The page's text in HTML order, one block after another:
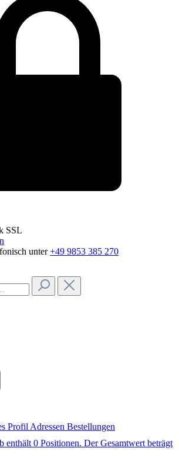
SSL
unter +49 9853 385 270
Profil Adressen Bestellungen
enthält 0 Positionen. Der Gesamtwert beträgt